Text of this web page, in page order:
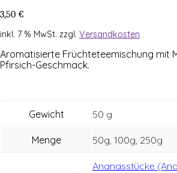
3,50 €
inkl. 7 % MwSt. zzgl. Versandkosten
Aro­ma­ti­sier­te Früch­te­tee­mi­schung mit
Pfirsich-Geschmack.
Gewicht 50 g
Menge 50g, 100g, 250g
Ananasstücke